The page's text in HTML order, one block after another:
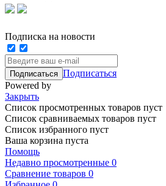
Подписка на новости
Подписаться
Powered by
Закрыть
Список просмотренных товаров пуст
Список сравниваемых товаров пуст
Список избранного пуст
Ваша корзина пуста
Помощь
Недавно просмотренные 0
Сравнение товаров 0